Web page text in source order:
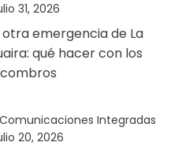
31, 2026
otra emergencia de La
qué hacer con los
Comunicaciones Integradas
20, 2026